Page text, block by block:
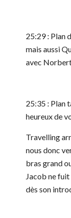
25:29 : Plan
mais aussi
avec Norbert
25:35 : Plan
heureux de
Travelling
nous donc
bras grand
Jacob ne
dès son